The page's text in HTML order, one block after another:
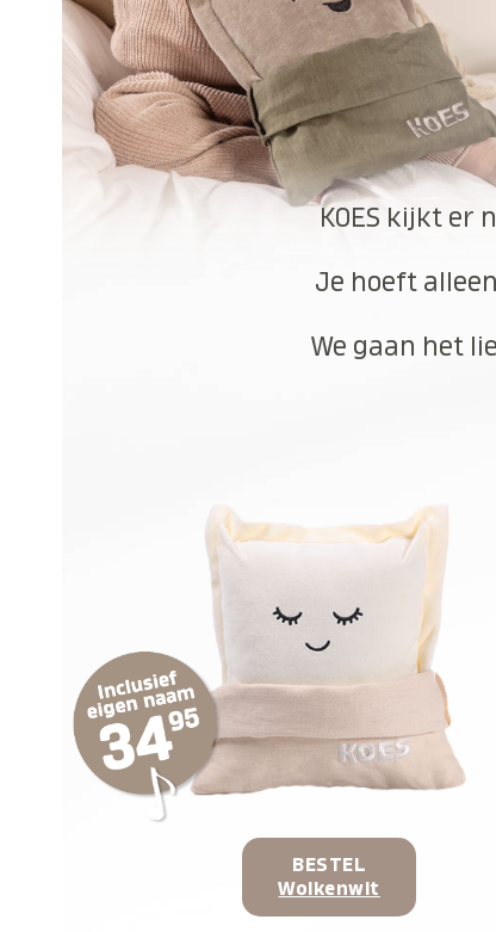
KOES kijkt er
Je hoeft
We gaan het
BESTEL
Wolkenwit